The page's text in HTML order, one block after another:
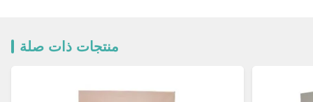
منتجات ذات صلة